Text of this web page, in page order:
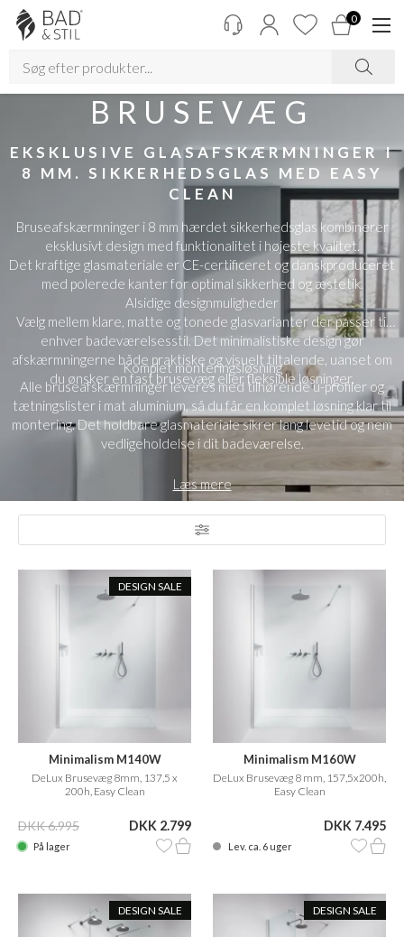
0
BRUSEVÆG
EKSKLUSIVE GLASAFSKÆRMNINGER I
8 MM. SIKKERHEDSGLAS MED EASY
CLEAN
Bruseafskærmninger i 8 mm hærdet sikkerhedsglas kombinerer
eksklusivt design med funktionalitet i højeste kvalitet.
Det kraftige glasmateriale er CE-certificeret og danskproduceret
med polerede kanter for optimal sikkerhed og æstetik.
Alsidige designmuligheder
Vælg mellem klare, matte og tonede glasvarianter der passer til
enhver badeværelsesstil. Det minimalistiske design gør
afskærmningerne både praktiske og visuelt tiltalende, uanset om
du ønsker en fast brusevæg eller fleksible løsninger.
Komplet monteringsløsning
Alle bruseafskærmninger leveres med tilhørende u-profiler og
tætningslister i mat aluminium, så du får en komplet løsning klar til
montering. Det holdbare glasmateriale sikrer lang levetid og nem
vedligeholdelse i dit badeværelse.
Læs mere
DESIGN SALE
Minimalism M140W
DeLux Brusevæg 8mm, 137,5 x
200h, Easy Clean
DKK 6.995 DKK 2.799
På lager
Minimalism M160W
DeLux Brusevæg 8 mm, 157,5x200h,
Easy Clean
DKK 7.495
Lev. ca. 6 uger
DESIGN SALE DESIGN SALE